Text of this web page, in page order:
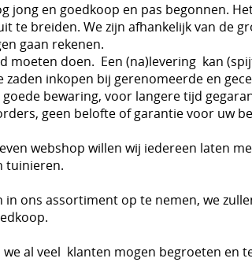
jong en goedkoop en pas begonnen.
te breiden. We zijn afhankelijk van de
gaan rekenen.
moeten doen. Een (na)levering kan
inkopen bij gerenomeerde en
bewaring, voor langere tijd
geen belofte of garantie voor uw
webshop willen wij iedereen laten
tuinieren.
ons assortiment op te nemen, we
al veel klanten mogen begroeten en